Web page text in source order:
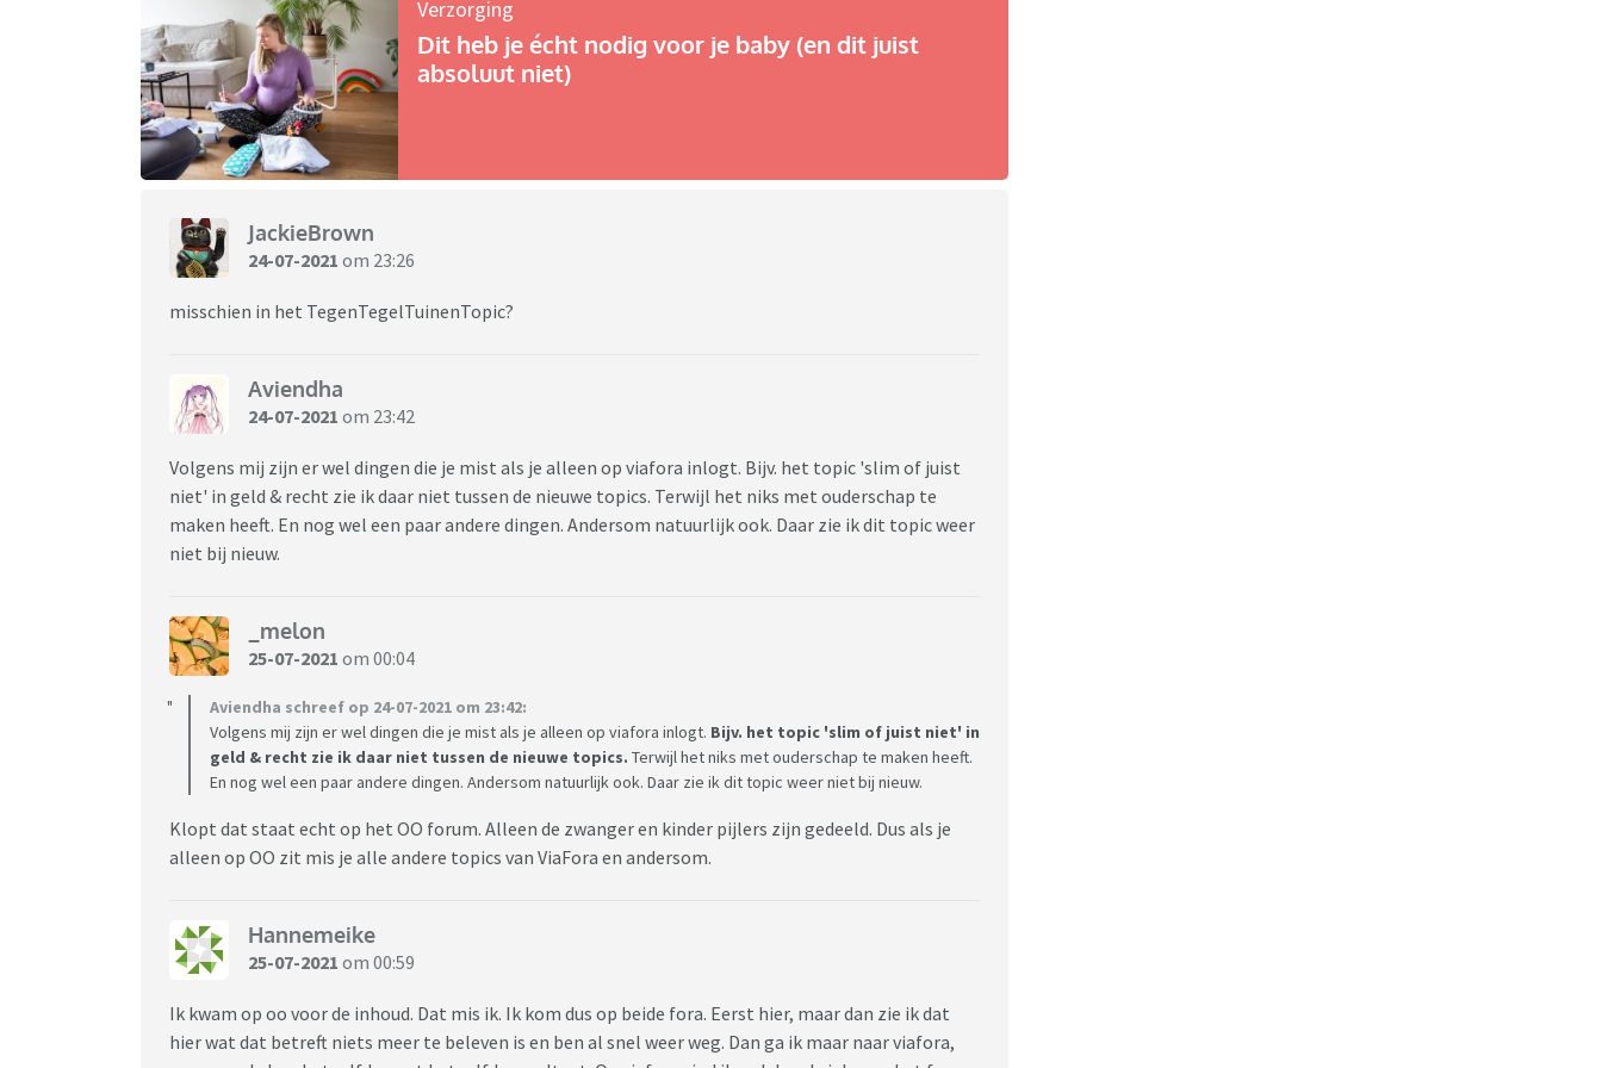
Verzorging
Dit heb je écht nodig voor je baby (en dit juist
absoluut niet)
JackieBrown
24-07-2021 om 23:26
misschien in het TegenTegelTuinenTopic?
Aviendha
24-07-2021 om 23:42
Volgens mij zijn er wel dingen die je mist als je alleen op viafora inlogt. Bijv. het topic 'slim of juist
niet' in geld & recht zie ik daar niet tussen de nieuwe topics. Terwijl het niks met ouderschap te
maken heeft. En nog wel een paar andere dingen. Andersom natuurlijk ook. Daar zie ik dit topic weer
niet bij nieuw.
_melon
25-07-2021 om 00:04
Aviendha schreef op 24-07-2021 om 23:42:
Volgens mij zijn er wel dingen die je mist als je alleen op viafora inlogt. Bijv. het topic 'slim of juist niet' in
geld & recht zie ik daar niet tussen de nieuwe topics. Terwijl het niks met ouderschap te maken heeft.
En nog wel een paar andere dingen. Andersom natuurlijk ook. Daar zie ik dit topic weer niet bij nieuw.
Klopt dat staat echt op het OO forum. Alleen de zwanger en kinder pijlers zijn gedeeld. Dus als je
alleen op OO zit mis je alle andere topics van ViaFora en andersom.
Hannemeike
25-07-2021 om 00:59
Ik kwam op oo voor de inhoud. Dat mis ik. Ik kom dus op beide fora. Eerst hier, maar dan zie ik dat
hier wat dat betreft niets meer te beleven is en ben al snel weer weg. Dan ga ik maar naar viafora,